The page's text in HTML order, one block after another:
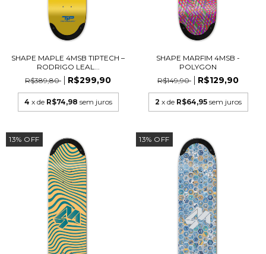
SHAPE MAPLE 4MSB TIPTECH –
RODRIGO LEAL...
R$389,80
R$299,90
4 x de R$74,98 sem juros
SHAPE MARFIM 4MSB -
POLYGON
R$149,90
R$129,90
2 x de R$64,95 sem juros
13% OFF 13% OFF